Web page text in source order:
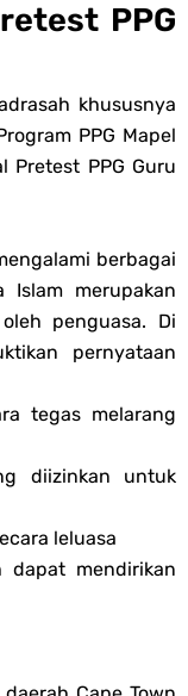
MA
MA
Jenang MI, MTs
Saturday, 8 August
PPG
khususnya
PPG Mapel
Pretest PPG Guru
berbagai
Islam merupakan
penguasa. Di
pernyataan
tegas melarang
diizinkan untuk
leluasa
dapat mendirikan